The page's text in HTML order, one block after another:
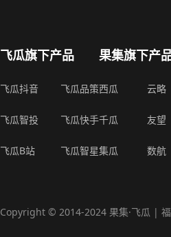
飞瓜旗下产品
飞瓜抖音 飞瓜品策
飞瓜智投 飞瓜快手
飞瓜B站 飞瓜智星
果集旗下产
西瓜 云略
千瓜 友望
集瓜 数航
Copyright © 2014-2024 果集·飞瓜 |